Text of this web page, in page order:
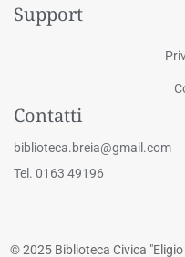
Support
Contatti
biblioteca.breia@gmail.com
Tel. 0163 49196
© 2025 Biblioteca Civica